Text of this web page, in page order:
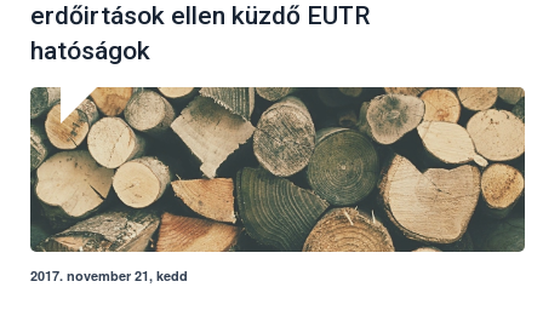
erdőirtások ellen küzdő EUTR
hatóságok
2017. november 21, kedd